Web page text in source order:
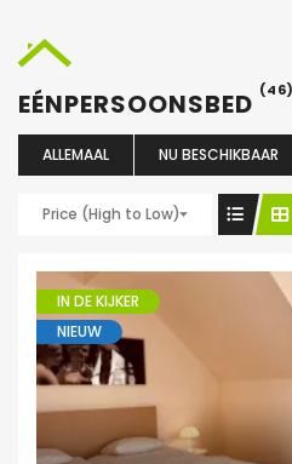
EÉNPERSOONSBED (46)
ALLEMAAL NU BESCHIKBAAR
Price (High to Low)
IN DE KIJKER
NIEUW